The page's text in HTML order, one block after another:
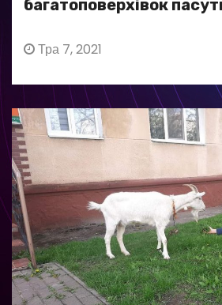
багатоповерхівок
Тра 7, 2021